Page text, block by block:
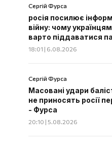
Сергій Фурса
росія посилює
війну: чому
варто піддаватися
18:01 | 6.08.2026
Сергій Фурса
Масовані удари
не приносять росії
- Фурса
20:10 | 5.08.2026